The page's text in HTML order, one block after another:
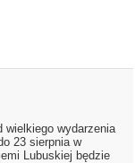
wydarzenia
23 sierpnia w
Lubuskiej będzie